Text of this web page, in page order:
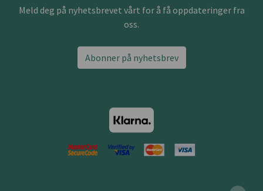
Meld deg på nyhetsbrevet vårt for å få oppdateringer fra
oss.
Abonner på nyhetsbrev